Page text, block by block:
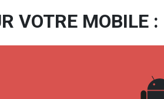
VOTRE MOBILE :